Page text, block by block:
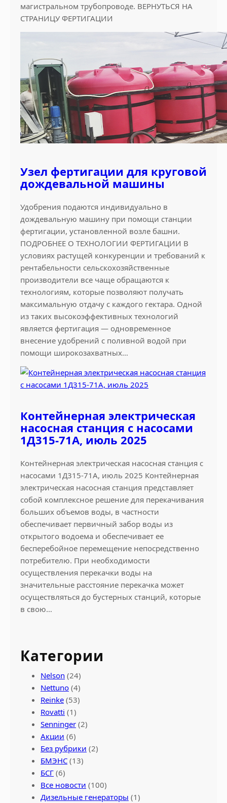
магистральном трубопроводе. ВЕРНУТЬСЯ НА
СТРАНИЦУ ФЕРТИГАЦИИ
Узел фертигации для круговой
дождевальной машины
Удобрения подаются индивидуально в
дождевальную машину при помощи станции
фертигации, установленной возле башни.
ПОДРОБНЕЕ О ТЕХНОЛОГИИ ФЕРТИГАЦИИ В
условиях растущей конкуренции и требований к
рентабельности сельскохозяйственные
производители все чаще обращаются к
технологиям, которые позволяют получать
максимальную отдачу с каждого гектара. Одной
из таких высокоэффективных технологий
является фертигация — одновременное
внесение удобрений с поливной водой при
помощи широкозахватных…
Контейнерная электрическая
насосная станция с насосами
1Д315-71А, июль 2025
Контейнерная электрическая насосная станция с
насосами 1Д315-71А, июль 2025 Контейнерная
электрическая насосная станция представляет
собой комплексное решение для перекачивания
больших объемов воды, в частности
обеспечивает первичный забор воды из
открытого водоема и обеспечивает ее
бесперебойное перемещение непосредственно
потребителю. При необходимости
осуществления перекачки воды на
значительные расстояние перекачка может
осуществляться до бустерных станций, которые
в свою…
Категории
Nelson (24)
Nettuno (4)
Reinke (53)
Rovatti (1)
Senninger (2)
Акции (6)
Без рубрики (2)
БМЭНС (13)
БСГ (6)
Все новости (100)
Дизельные генераторы (1)